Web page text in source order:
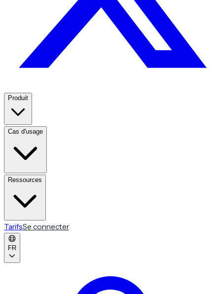
Produit
Cas d'usage
Ressources
TarifsSe connecter
FR